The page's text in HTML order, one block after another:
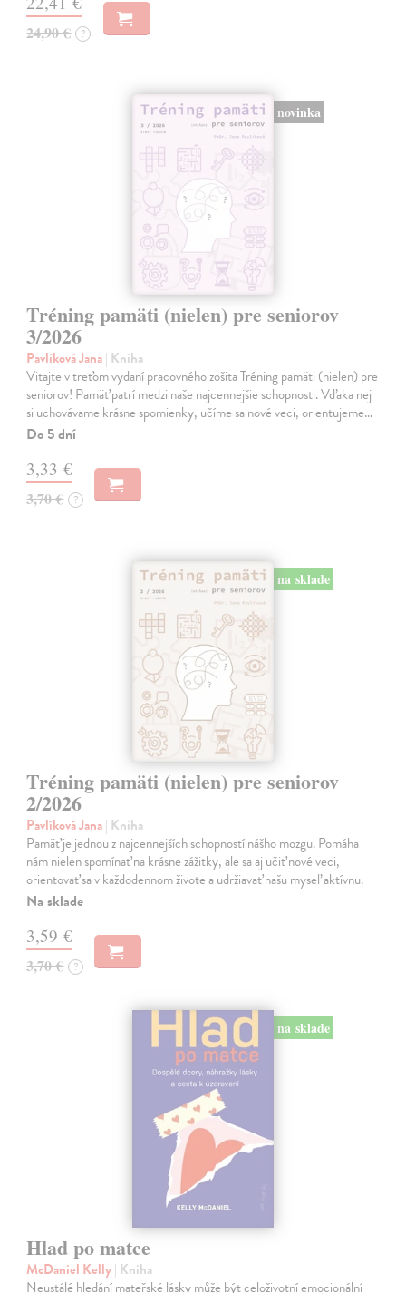
24,90 € ?
novinka
Tréning pamäti (nielen) pre seniorov
3/2026
Pavlíková Jana| Kniha
Vitajte v treťom vydaní pracovného zošita Tréning pamäti (nielen) pre
seniorov! Pamäť patrí medzi naše najcennejšie schopnosti. Vďaka nej
si uchovávame krásne spomienky, učíme sa nové veci, orientujeme…
Do 5 dní
3,33 €
3,70 € ?
na sklade
Tréning pamäti (nielen) pre seniorov
2/2026
Pavlíková Jana| Kniha
Pamäť je jednou z najcennejších schopností nášho mozgu. Pomáha
nám nielen spomínať na krásne zážitky, ale sa aj učiť nové veci,
orientovať sa v každodennom živote a udržiavať našu myseľ aktívnu.
Na sklade
3,59 €
3,70 € ?
na sklade
Hlad po matce
McDaniel Kelly| Kniha
Neustálé hledání mateřské lásky může být celoživotní emocionální